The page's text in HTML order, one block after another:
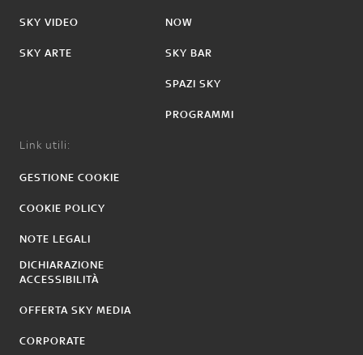
SKY VIDEO
SKY ARTE
NOW
SKY BAR
SPAZI SKY
PROGRAMMI
Link utili:
GESTIONE COOKIE
COOKIE POLICY
NOTE LEGALI
DICHIARAZIONE
ACCESSIBILITÀ
OFFERTA SKY MEDIA
CORPORATE